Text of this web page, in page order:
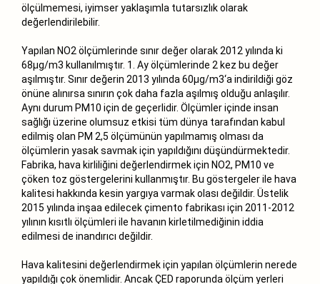
ölçülmemesi, iyimser yaklaşımla tutarsızlık olarak
değerlendirilebilir.
Yapılan NO2 ölçümlerinde sınır değer olarak 2012 yılında ki
68µg/m3 kullanılmıştır. 1. Ay ölçümlerinde 2 kez bu değer
aşılmıştır. Sınır değerin 2013 yılında 60µg/m3‘a indirildiği göz
önüne alınırsa sınırın çok daha fazla aşılmış olduğu anlaşılır.
Aynı durum PM10 için de geçerlidir. Ölçümler içinde insan
sağlığı üzerine olumsuz etkisi tüm dünya tarafından kabul
edilmiş olan PM 2,5 ölçümünün yapılmamış olması da
ölçümlerin yasak savmak için yapıldığını düşündürmektedir.
Fabrika, hava kirliliğini değerlendirmek için NO2, PM10 ve
çöken toz göstergelerini kullanmıştır. Bu göstergeler ile hava
kalitesi hakkında kesin yargıya varmak olası değildir. Üstelik
2015 yılında inşaa edilecek çimento fabrikası için 2011-2012
yılının kısıtlı ölçümleri ile havanın kirletilmediğinin iddia
edilmesi de inandırıcı değildir.
Hava kalitesini değerlendirmek için yapılan ölçümlerin nerede
yapıldığı çok önemlidir. Ancak ÇED raporunda ölçüm yerleri